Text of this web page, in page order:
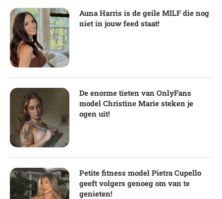
Auna Harris is de geile MILF die nog
niet in jouw feed staat!
De enorme tieten van OnlyFans
model Christine Marie steken je
ogen uit!
Petite fitness model Pietra Cupello
geeft volgers genoeg om van te
genieten!